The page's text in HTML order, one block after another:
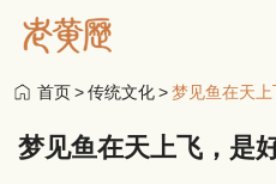
首页>传统文化>梦见鱼在天
梦见鱼在天上飞，是